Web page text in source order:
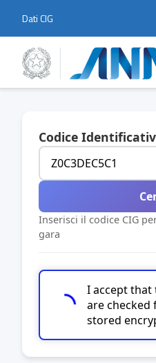
Dati CIG
Codice
Inserisci il codice CIG
gara
I accept
are checked
stored